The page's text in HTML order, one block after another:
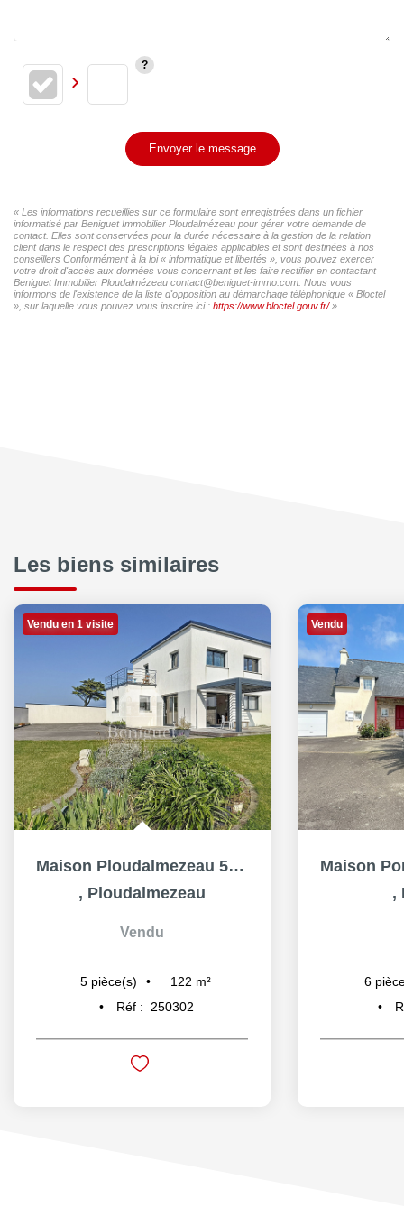
Envoyer le message
« Les informations recueillies sur ce formulaire sont enregistrées dans un fichier
informatisé par Beniguet Immobilier Ploudalmézeau pour gérer votre demande de
contact. Elles sont conservées pour la durée nécessaire à la gestion de la relation
client dans le respect des prescriptions légales applicables et sont destinées à nos
conseillers Conformément à la loi « informatique et libertés », vous pouvez exercer
votre droit d'accès aux données vous concernant et les faire rectifier en contactant
Beniguet Immobilier Ploudalmézeau contact@beniguet-immo.com. Nous vous
informons de l'existence de la liste d'opposition au démarchage téléphonique « Bloctel
», sur laquelle vous pouvez vous inscrire ici : https://www.bloctel.gouv.fr/»
Les biens similaires
Vendu en 1 visite
Maison Ploudalmezeau 5 pièce(s) 122 m2
, Ploudalmezeau
Vendu
5 pièce(s) 122 m²
Réf :
250302
Vendu
,
6